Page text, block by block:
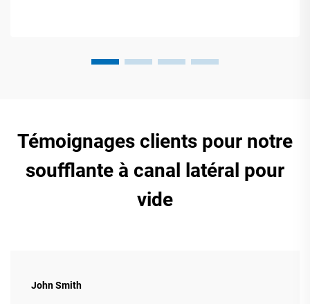
assistance mondiale. Demandez un devis dès
Témoignages clients pour notre
soufflante à canal latéral pour
vide
John Smith